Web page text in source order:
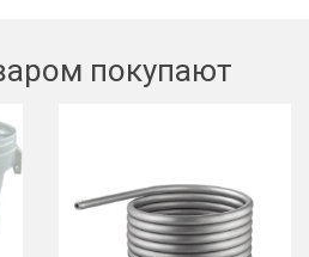
покупают